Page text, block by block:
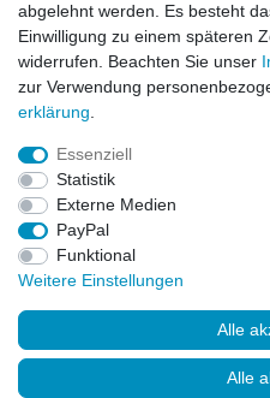
Mo - Fr 10:00 - 12:00 Uhr
Mo - Fr 13:00 - 15:00 Uhr
© Copyright 2026. LAXARA
abgelehnt werden. Es besteht
Einwilligung zu einem späteren
widerrufen. Beachten Sie unser
zur Verwendung
erklärung
Essenziell
Statistik
Externe Medien
PayPal
Funktional
Weitere Einstellungen
Alle
Alle